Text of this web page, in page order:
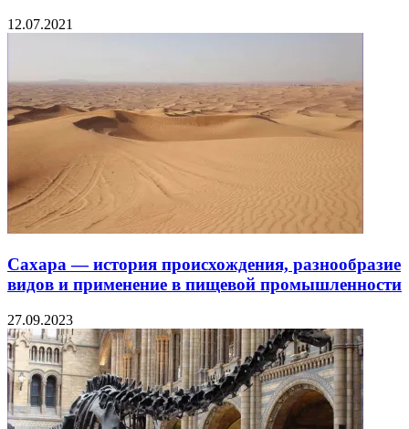
12.07.2021
Сахара — история происхождения, разнообразие
видов и применение в пищевой промышленности
27.09.2023